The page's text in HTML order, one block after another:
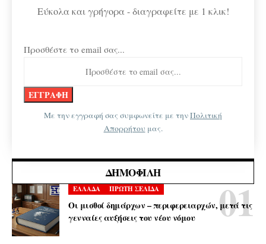
Εύκολα και γρήγορα - διαγραφείτε με 1 κλικ!
Προσθέστε το email σας...
Με την εγγραφή σας συμφωνείτε με τηνΠολιτική
Απορρήτου μας.
ΔΗΜΟΦΙΛΉ
ΕΛΛΑΔΑ ΠΡΩΤΗ ΣΕΛΙΔΑ
Οι μισθοί δημάρχων – περιφερειαρχών, μετά τις
γενναίες αυξήσεις του νέου νόμου